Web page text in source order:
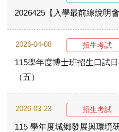
2026425【入學最前線說明
2026-04-08 招生考試
115學年度博士班招生口試
（五）
2026-03-23 招生考試
115 學年度城鄉發展與環境